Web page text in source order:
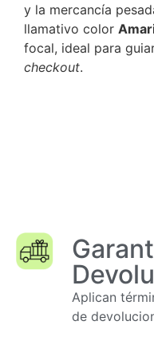
y la mercancía
llamativo color
focal, ideal para
checkout.
Aplican
de